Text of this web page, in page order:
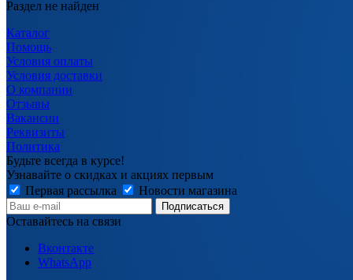
Раздел не найден
Каталог
Помощь
Условия оплаты
Условия доставки
О компании
Отзывы
Вакансии
Реквизиты
Политика
Будьте всегда в курсе!
Узнавайте о скидках и акциях первым
Первая рассылка
Новости магазина
Оставайтесь на связи
Вконтакте
WhatsApp